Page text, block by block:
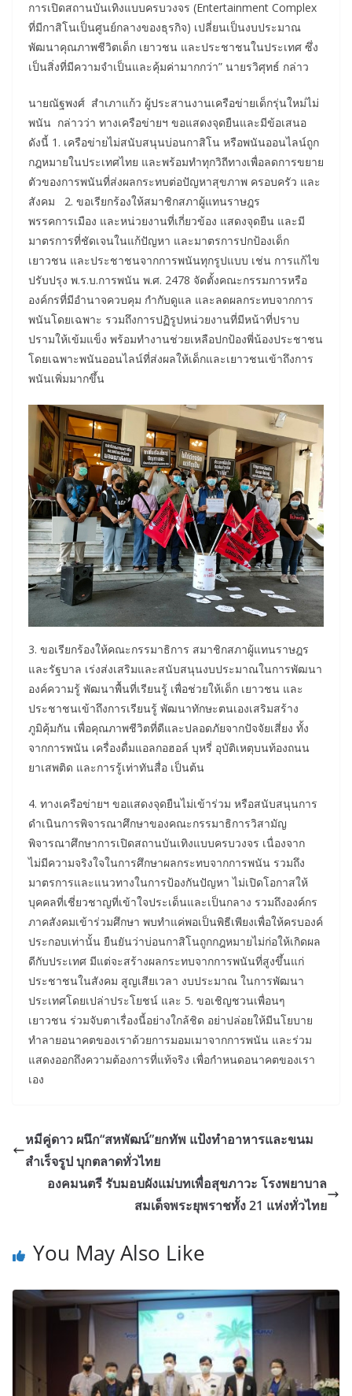
การเปิดสถานบันเทิงแบบครบวงจร (Entertainment Complex
ที่มีกาสิโนเป็นศูนย์กลางของธุรกิจ) เปลี่ยนเป็นงบประมาณ
พัฒนาคุณภาพชีวิตเด็ก เยาวชน และประชาชนในประเทศ ซึ่ง
เป็นสิ่งที่มีความจำเป็นและคุ้มค่ามากกว่า” นายรวิศุทธ์ กล่าว
นายณัฐพงศ์ สำเภาแก้ว ผู้ประสานงานเครือข่ายเด็กรุ่นใหม่ไม่
พนัน กล่าวว่า ทางเครือข่ายฯ ขอแสดงจุดยืนและมีข้อเสนอ
ดังนี้ 1. เครือข่ายไม่สนับสนุนบ่อนกาสิโน หรือพนันออนไลน์ถูก
กฎหมายในประเทศไทย และพร้อมทำทุกวิถีทางเพื่อลดการขยาย
ตัวของการพนันที่ส่งผลกระทบต่อปัญหาสุขภาพ ครอบครัว และ
สังคม 2. ขอเรียกร้องให้สมาชิกสภาผู้แทนราษฎร
พรรคการเมือง และหน่วยงานที่เกี่ยวข้อง แสดงจุดยืน และมี
มาตรการที่ชัดเจนในแก้ปัญหา และมาตรการปกป้องเด็ก
เยาวชน และประชาชนจากการพนันทุกรูปแบบ เช่น การแก้ไข
ปรับปรุง พ.ร.บ.การพนัน พ.ศ. 2478 จัดตั้งคณะกรรมการหรือ
องค์กรที่มีอำนาจควบคุม กำกับดูแล และลดผลกระทบจากการ
พนันโดยเฉพาะ รวมถึงการปฏิรูปหน่วยงานที่มีหน้าที่ปราบ
ปรามให้เข้มแข็ง พร้อมทำงานช่วยเหลือปกป้องพี่น้องประชาชน
โดยเฉพาะพนันออนไลน์ที่ส่งผลให้เด็กและเยาวชนเข้าถึงการ
พนันเพิ่มมากขึ้น
3. ขอเรียกร้องให้คณะกรรมาธิการ สมาชิกสภาผู้แทนราษฎร
และรัฐบาล เร่งส่งเสริมและสนับสนุนงบประมาณในการพัฒนา
องค์ความรู้ พัฒนาพื้นที่เรียนรู้ เพื่อช่วยให้เด็ก เยาวชน และ
ประชาชนเข้าถึงการเรียนรู้ พัฒนาทักษะตนเองเสริมสร้าง
ภูมิคุ้มกัน เพื่อคุณภาพชีวิตที่ดีและปลอดภัยจากปัจจัยเสี่ยง ทั้ง
จากการพนัน เครื่องดื่มแอลกอฮอล์ บุหรี่ อุบัติเหตุบนท้องถนน
ยาเสพติด และการรู้เท่าทันสื่อ เป็นต้น
4. ทางเครือข่ายฯ ขอแสดงจุดยืนไม่เข้าร่วม หรือสนับสนุนการ
ดำเนินการพิจารณาศึกษาของคณะกรรมาธิการวิสามัญ
พิจารณาศึกษาการเปิดสถานบันเทิงแบบครบวงจร เนื่องจาก
ไม่มีความจริงใจในการศึกษาผลกระทบจากการพนัน รวมถึง
มาตรการและแนวทางในการป้องกันปัญหา ไม่เปิดโอกาสให้
บุคคลที่เชี่ยวชาญที่เข้าใจประเด็นและเป็นกลาง รวมถึงองค์กร
ภาคสังคมเข้าร่วมศึกษา พบทำแค่พอเป็นพิธีเพียงเพื่อให้ครบองค์
ประกอบเท่านั้น ยืนยันว่าบ่อนกาสิโนถูกกฎหมายไม่ก่อให้เกิดผล
ดีกับประเทศ มีแต่จะสร้างผลกระทบจากการพนันที่สูงขึ้นแก่
ประชาชนในสังคม สูญเสียเวลา งบประมาณ ในการพัฒนา
ประเทศโดยเปล่าประโยชน์ และ 5. ขอเชิญชวนเพื่อนๆ
เยาวชน ร่วมจับตาเรื่องนี้อย่างใกล้ชิด อย่าปล่อยให้มีนโยบาย
ทำลายอนาคตของเราด้วยการมอมเมาจากการพนัน และร่วม
แสดงออกถึงความต้องการที่แท้จริง เพื่อกำหนดอนาคตของเรา
เอง
หมีคู่ดาว ผนึก“สหพัฒน์”ยกทัพ แป้งทำอาหารและขนม
สำเร็จรูป บุกตลาดทั่วไทย
องคมนตรี รับมอบผังแม่บทเพื่อสุขภาวะ โรงพยาบาล
สมเด็จพระยุพราชทั้ง 21 แห่งทั่วไทย
You May Also Like